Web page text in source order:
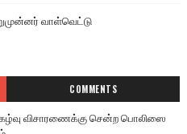
வாள்வெட்டு
COMMENTS
விசாரணைக்கு சென்ற பொலிஸை